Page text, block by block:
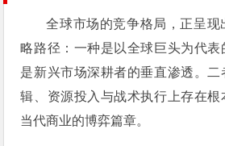
全球市场的竞争格局，正呈
略路径：一种是以全球巨头为代表
是新兴市场深耕者的垂直渗透。二
辑、资源投入与战术执行上存在根
当代商业的博弈篇章。